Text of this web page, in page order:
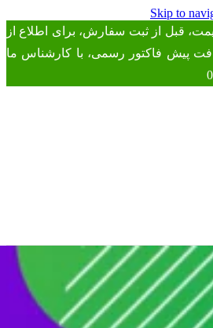
Skip to
قبل از ثبت سفارش، برای اطلاع از
پیش فاکتور رسمی، با کارشناس ما